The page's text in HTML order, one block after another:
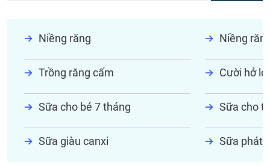
Niềng răng Niềng
Trồng răng cấm Cười hở lợi
Sữa cho bé 7 tháng Sữa cho
Sữa giàu canxi Sữa phát